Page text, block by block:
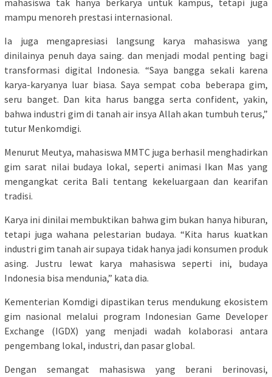
mahasiswa tak hanya berkarya untuk kampus, tetapi juga
mampu menoreh prestasi internasional.
Ia juga mengapresiasi langsung karya mahasiswa yang
dinilainya penuh daya saing. dan menjadi modal penting bagi
transformasi digital Indonesia. “Saya bangga sekali karena
karya-karyanya luar biasa. Saya sempat coba beberapa gim,
seru banget. Dan kita harus bangga serta confident, yakin,
bahwa industri gim di tanah air insya Allah akan tumbuh terus,”
tutur Menkomdigi.
Menurut Meutya, mahasiswa MMTC juga berhasil menghadirkan
gim sarat nilai budaya lokal, seperti animasi Ikan Mas yang
mengangkat cerita Bali tentang kekeluargaan dan kearifan
tradisi.
Karya ini dinilai membuktikan bahwa gim bukan hanya hiburan,
tetapi juga wahana pelestarian budaya. “Kita harus kuatkan
industri gim tanah air supaya tidak hanya jadi konsumen produk
asing. Justru lewat karya mahasiswa seperti ini, budaya
Indonesia bisa mendunia,” kata dia.
Kementerian Komdigi dipastikan terus mendukung ekosistem
gim nasional melalui program Indonesian Game Developer
Exchange (IGDX) yang menjadi wadah kolaborasi antara
pengembang lokal, industri, dan pasar global.
Dengan semangat mahasiswa yang berani berinovasi,